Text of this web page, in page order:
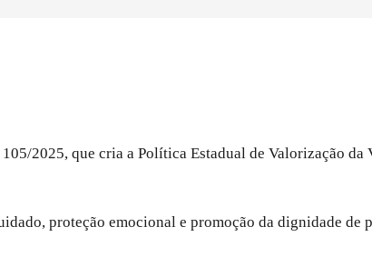
2025, que cria a Política Estadual de Valorização da
proteção emocional e promoção da dignidade de